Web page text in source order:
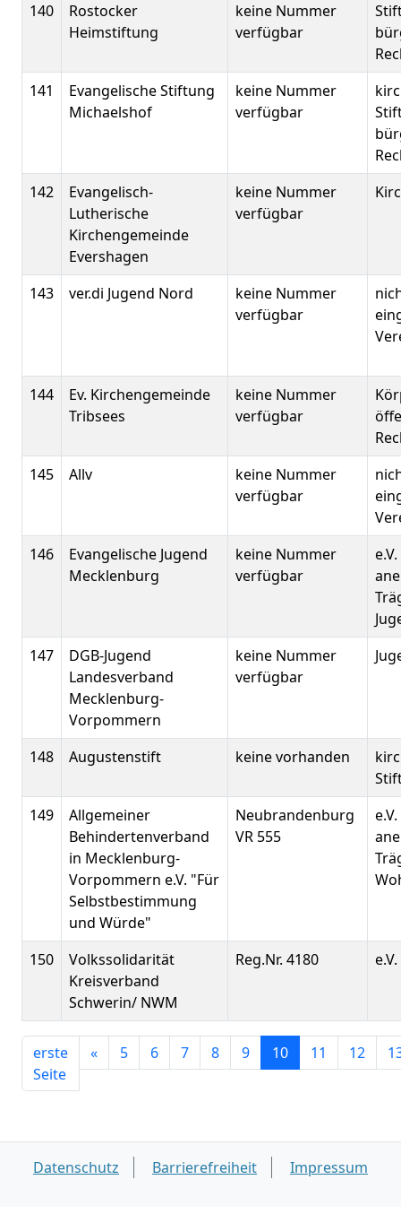
140
Rostocker
Heimstiftung
keine Nummer
verfügbar
141
Evangelische Stiftung
Michaelshof
keine Nummer
verfügbar
142
Evangelisch-
Lutherische
Kirchengemeinde
Evershagen
keine Nummer
verfügbar
143 ver.di Jugend Nord
keine Nummer
verfügbar
144
Ev. Kirchengemeinde
Tribsees
keine Nummer
verfügbar
145
Allv
keine Nummer
verfügbar
146
Evangelische Jugend
Mecklenburg
keine Nummer
verfügbar
147
DGB-Jugend
Landesverband
Mecklenburg-
Vorpommern
keine Nummer
verfügbar
148 Augustenstift keine vorhanden
149
Allgemeiner
Behindertenverband
in Mecklenburg-
Vorpommern e.V. "Für
Selbstbestimmung
und Würde"
Neubrandenburg
VR 555
150
Volkssolidarität
Kreisverband
Schwerin/ NWM
Reg.Nr. 4180 e.V.
erste
Seite
« 5 6 7 8 9 10 11 12
Datenschutz Barrierefreiheit Impressum